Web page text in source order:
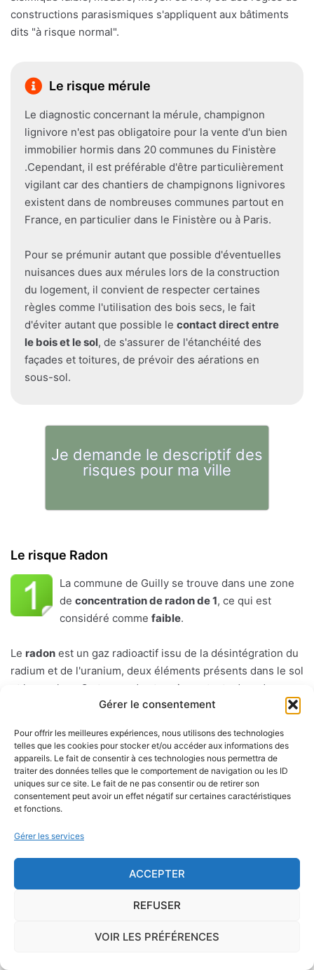
Gérer le consentement
Pour offrir les meilleures expériences, nous utilisons des technologies
telles que les cookies pour stocker et/ou accéder aux informations des
appareils. Le fait de consentir à ces technologies nous permettra de
traiter des données telles que le comportement de navigation ou les ID
uniques sur ce site. Le fait de ne pas consentir ou de retirer son
consentement peut avoir un effet négatif sur certaines caractéristiques
et fonctions.
Gérer les services
ACCEPTER
REFUSER
VOIR LES PRÉFÉRENCES
constructions parasismiques s'appliquent aux bâtiments
dits "à risque normal".
Le risque mérule
Le diagnostic concernant la mérule, champignon
lignivore n'est pas obligatoire pour la vente d'un bien
immobilier hormis dans 20 communes du Finistère
.Cependant, il est préférable d'être particulièrement
vigilant car des chantiers de champignons lignivores
existent dans de nombreuses communes partout en
France, en particulier dans le Finistère ou à Paris.
Pour se prémunir autant que possible d'éventuelles
nuisances dues aux mérules lors de la construction
du logement, il convient de respecter certaines
règles comme l'utilisation des bois secs, le fait
d'éviter autant que possible le contact direct entre
le bois et le sol, de s'assurer de l'étanchéité des
façades et toitures, de prévoir des aérations en
sous-sol.
Je demande le descriptif des
risques pour ma ville
Le risque Radon
La commune de Guilly se trouve dans une zone
de concentration de radon de 1, ce qui est
considéré comme faible.
Le radon est un gaz radioactif issu de la désintégration du
radium et de l'uranium, deux éléments présents dans le sol
et les roches. On trouve des taux importants de radon
dans l'air sur le territoire français. C'est pourquoi l'ISRN
demande de l'Autorité de Sûreté Nucléaire, a classé les
communes françaises en fonction de leur potentiel radon :
1, 2 ou 3.
Inhalé régulièrement et sur le long terme, le radon est un
A partir des sols essentiellement (mais également, dans
une moindre mesure, à partir des matériaux de
construction et de l'eau de distribution) ce gaz peut
canalisations, les vides sanitaires, les caves, etc.